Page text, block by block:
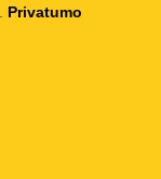
Privatumo